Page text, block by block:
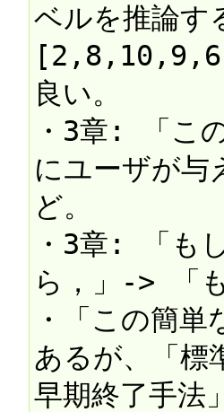
ベルを推論す
良い。
・3章: 「こ
にユーザが与
ど。
・3章: 「
ら，」->
・「この簡
あるが、「標
早期終了手法